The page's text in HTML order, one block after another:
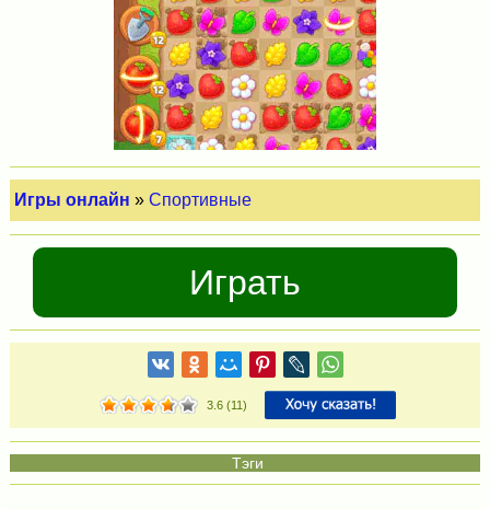
Игры онлайн »Спортивные
Играть
3.6 (11)